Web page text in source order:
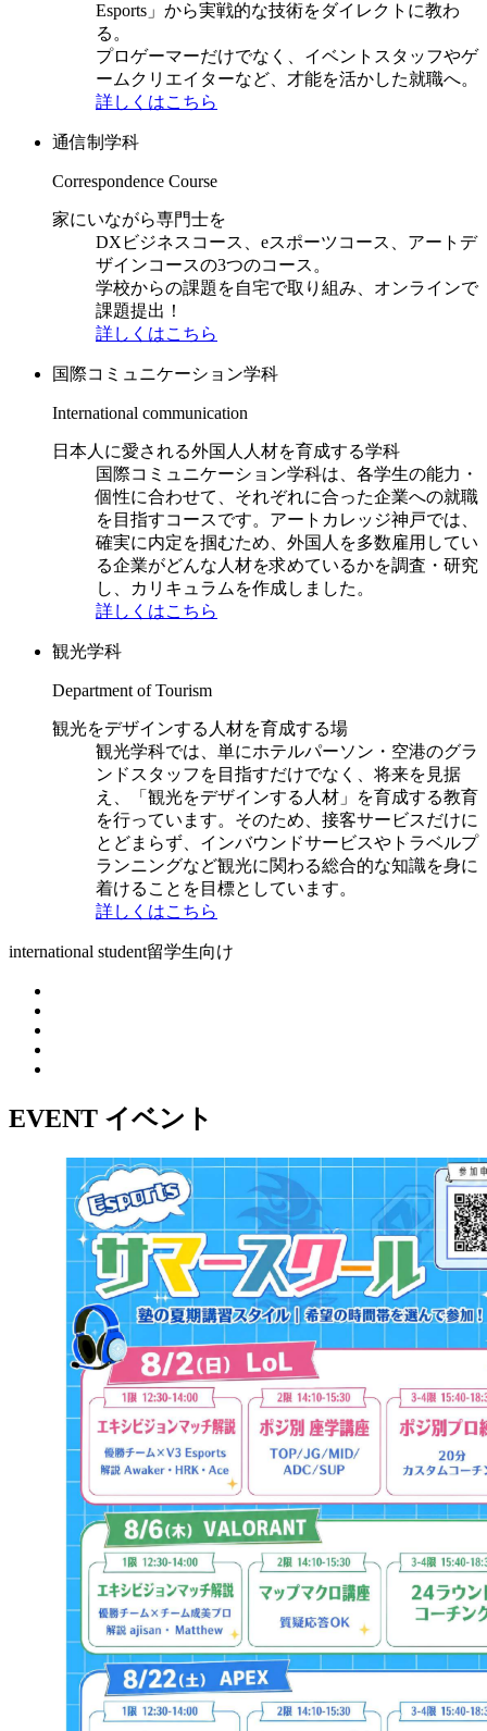
Esports」から実戦的な技術をダイレクトに教わ
る。
プロゲーマーだけでなく、イベントスタッフやゲ
ームクリエイターなど、才能を活かした就職へ。
詳しくはこちら
通信制学科
Correspondence Course
家にいながら専門士を
DXビジネスコース、eスポーツコース、アートデ
ザインコースの3つのコース。
学校からの課題を自宅で取り組み、オンラインで
課題提出！
詳しくはこちら
国際コミュニケーション学科
International communication
日本人に愛される外国人人材を育成する学科
国際コミュニケーション学科は、各学生の能力・
個性に合わせて、それぞれに合った企業への就職
を目指すコースです。アートカレッジ神戸では、
確実に内定を掴むため、外国人を多数雇用してい
る企業がどんな人材を求めているかを調査・研究
し、カリキュラムを作成しました。
詳しくはこちら
観光学科
Department of Tourism
観光をデザインする人材を育成する場
観光学科では、単にホテルパーソン・空港のグラ
ンドスタッフを目指すだけでなく、将来を見据
え、「観光をデザインする人材」を育成する教育
を行っています。そのため、接客サービスだけに
とどまらず、インバウンドサービスやトラベルプ
ランニングなど観光に関わる総合的な知識を身に
着けることを目標としています。
詳しくはこちら
international student留学生向け
EVENT イベント